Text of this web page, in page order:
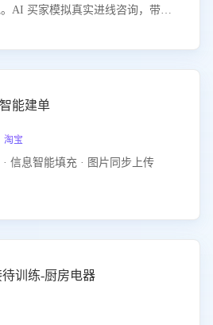
AI 买家模拟真实进线咨询，带您
务能力。
能建单
宝
信息智能填充 · 图片同步上传
训练-厨房电器